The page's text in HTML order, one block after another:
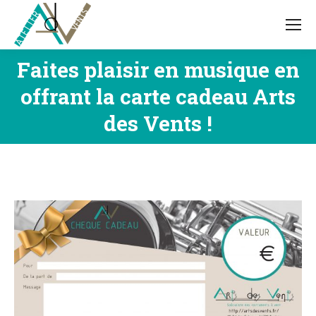
Faites plaisir en musique en
offrant la carte cadeau Arts
des Vents !
Vous êtes ici :